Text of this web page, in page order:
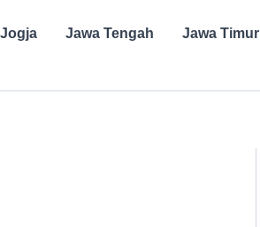
Jogja Jawa Tengah Jawa Timur